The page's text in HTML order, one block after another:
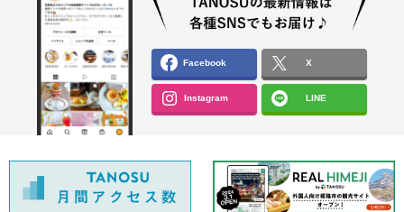
Facebook X
Instagram LINE